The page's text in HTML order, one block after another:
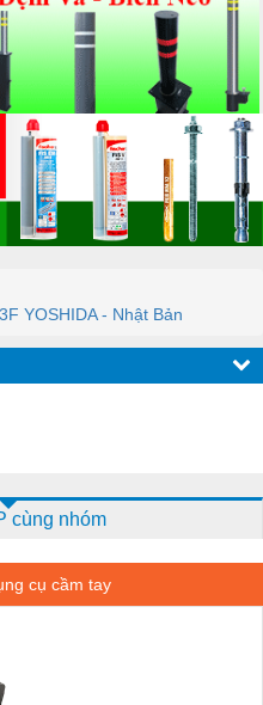
YOSHIDA - Nhật Bản
cùng nhóm
cụ cầm tay